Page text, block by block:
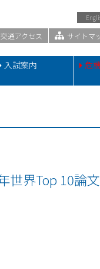
交通アクセス サイトマ
入試案内 危
世界Top 10論文